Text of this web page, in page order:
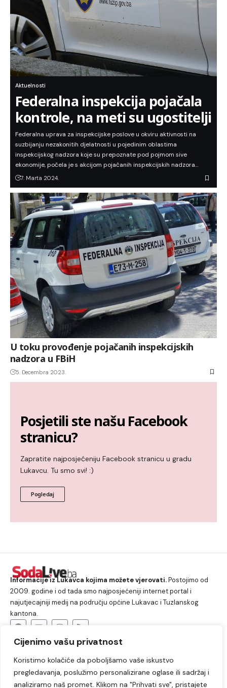
Cijenimo vašu privatnost
Koristimo kolačiće da poboljšamo vaše iskustvo
pregledavanja, poslužimo personalizirane oglase ili sadržaj i
analiziramo naš promet. Klikom na "Prihvati sve", pristajete
Aktuelnosti
Federalna inspekcija pojačala
kontrole, na meti su ugostitelji
Federalna uprava za inspekcijske poslove u okviru aktivnosti na
suzbijanju nezakonitih djelatnosti u pojedinim oblastima
inspekcijskog nadzora koje su prepoznate pod pojmom sive
ekonomije, počela je s akcijom pojačanih inspekcijskih nadzora…
7. Marta 2024.
U toku provođenje pojačanih inspekcijskih
nadzora u FBiH
5. Decembra 2023.
Posjetili ste našu Facebook
stranicu?
Zapratite najposjećeniju Facebook stranicu u gradu
Lukavcu. Tu smo svi! :)
Pogledaj
Informacije iz Lukavca kojima možete vjerovati.Postojimo od
2009. godine i od tada smo najposjećeniji internet portal i
najutjecajniji medij na području općine Lukavac i Tuzlanskog
kantona.
Lukavac Društvo Crna hronika
Sport
Kultura
Kolumne Slobodno vrijeme